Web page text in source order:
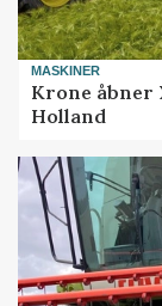
MASKINER
Krone åbner
Holland